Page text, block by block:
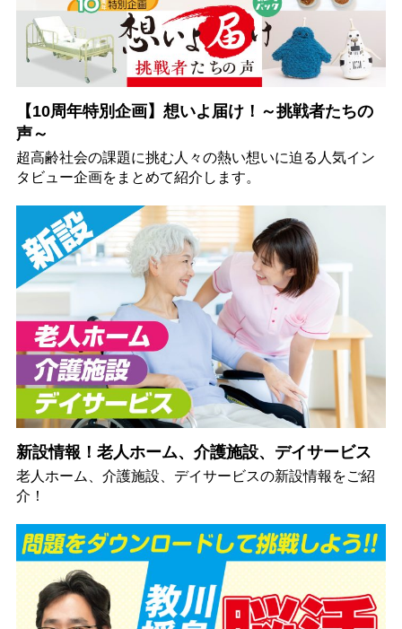
【10周年特別企画】想いよ届け！～挑戦者たちの
声～
超高齢社会の課題に挑む人々の熱い想いに迫る人気イン
タビュー企画をまとめて紹介します。
新設情報！老人ホーム、介護施設、デイサービス
老人ホーム、介護施設、デイサービスの新設情報をご紹
介！